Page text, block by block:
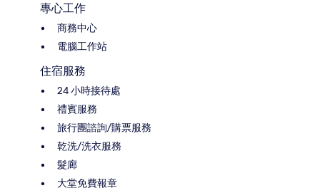
專心工作
商務中心
電腦工作站
住宿服務
24 小時接待處
禮賓服務
旅行團諮詢/購票服務
乾洗/洗衣服務
髮廊
大堂免費報章